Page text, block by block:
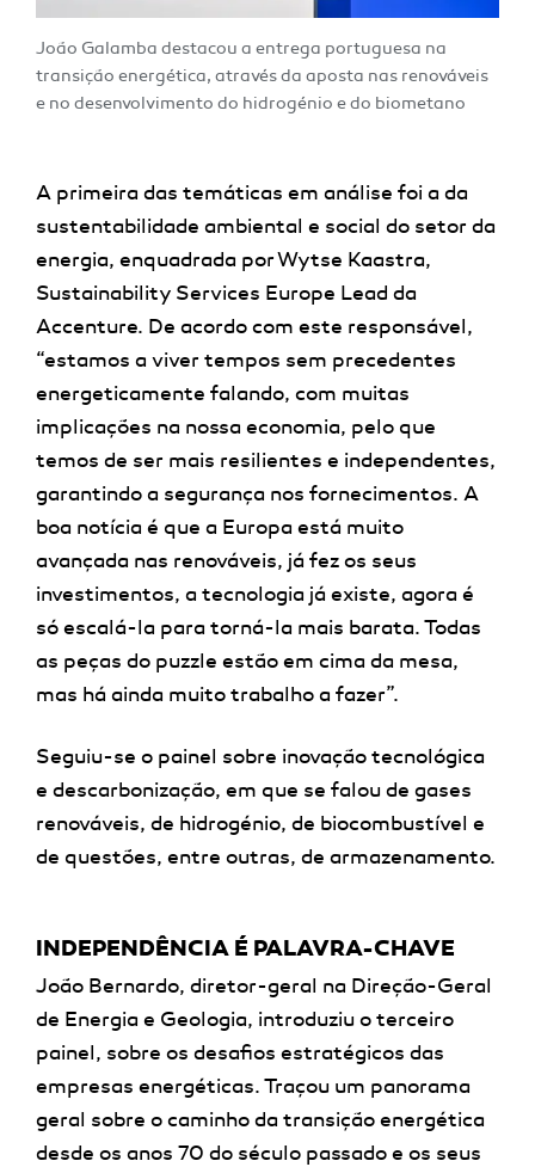
João Galamba destacou a entrega portuguesa na
transição energética, através da aposta nas renováveis
e no desenvolvimento do hidrogénio e do biometano
A primeira das temáticas em análise foi a da
sustentabilidade ambiental e social do setor da
energia, enquadrada por Wytse Kaastra,
Sustainability Services Europe Lead da
Accenture. De acordo com este responsável,
“estamos a viver tempos sem precedentes
energeticamente falando, com muitas
implicações na nossa economia, pelo que
temos de ser mais resilientes e independentes,
garantindo a segurança nos fornecimentos. A
boa notícia é que a Europa está muito
avançada nas renováveis, já fez os seus
investimentos, a tecnologia já existe, agora é
só escalá-la para torná-la mais barata.Todas
as peças do puzzle estão em cima da mesa,
mas há ainda muito trabalho a fazer”.
Seguiu-se o painel sobre inovação tecnológica
e descarbonização, em que se falou de gases
renováveis, de hidrogénio, de biocombustível e
de questões, entre outras, de armazenamento.
INDEPENDÊNCIA É PALAVRA-CHAVE
João Bernardo, diretor-geral na Direção-Geral
de Energia e Geologia, introduziu o terceiro
painel, sobre os desafios estratégicos das
empresas energéticas. Traçou um panorama
geral sobre o caminho da transição energética
desde os anos 70 do século passado e os seus